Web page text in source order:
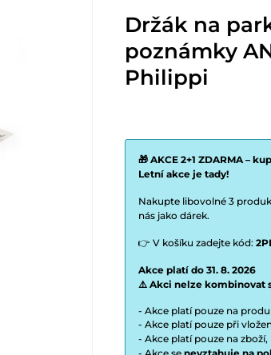
Držák na
poznámky
Philippi
🎁 AKCE 2+1 ZDARMA –
Letní akce je tady!
Nakupte libovolné 3
nás jako dárek.
👉 V košíku zadejte kód:
Akce platí do 31. 8. 2026
⚠️ Akci nelze kombinovat
- Akce platí pouze na
- Akce platí pouze při
- Akce platí pouze na zboží,